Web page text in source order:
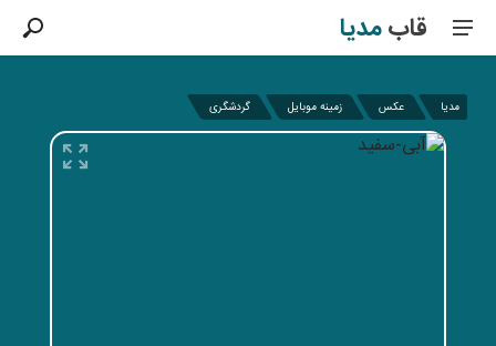
قابمدیا
مدیا عکس زمینه موبایل گردشگری